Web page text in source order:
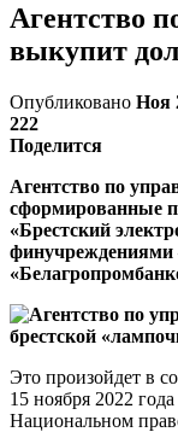
Агентство
выкупит
Опубликовано Ноя
222
Поделится
Агентство по
сформированные
«Брестский
финучреждениями
Это произойдет в
15 ноября 2022
Национальном